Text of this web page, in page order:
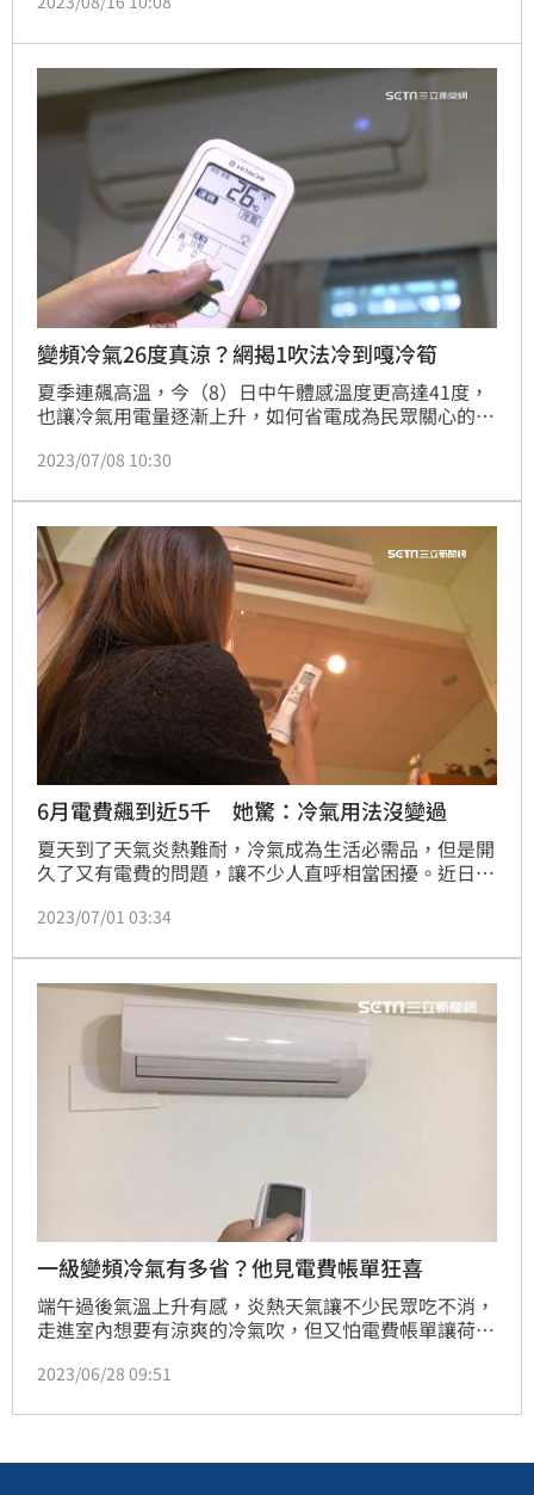
冷氣師傅點出關鍵原因。
變頻冷氣26度真涼？網揭1吹法冷到嘎冷筍
夏季連飆高溫，今（8）日中午體感溫度更高達41度，
也讓冷氣用電量逐漸上升，如何省電成為民眾關心的課
又舒服嗎？」吸引網友熱烈討論。
2023/07/08 10:30
6月電費飆到近5千 她驚：冷氣用法沒變過
夏天到了天氣炎熱難耐，冷氣成為生活必需品，但是開
久了又有電費的問題，讓不少人直呼相當困擾。近日，
電費逼近5千元，讓她忍不住驚呼「使用習慣跟前幾個
2023/07/01 03:34
一級變頻冷氣有多省？他見電費帳單狂喜
端午過後氣溫上升有感，炎熱天氣讓不少民眾吃不消，
走進室內想要有涼爽的冷氣吹，但又怕電費帳單讓荷包
後，實際拿出2期帳單對比，發現「冷氣幾乎天天
2023/06/28 09:51